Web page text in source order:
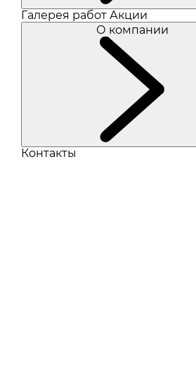
Галерея работ Акции
О компании
Контакты